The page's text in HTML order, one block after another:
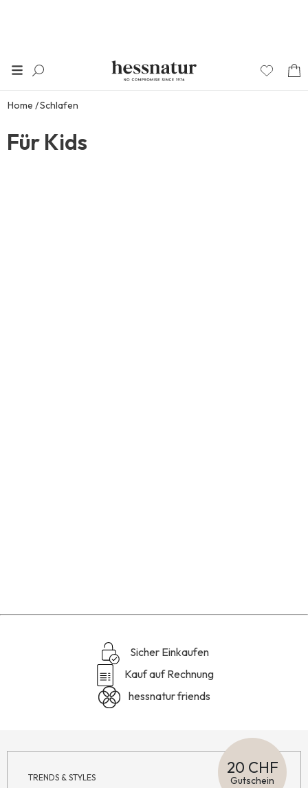
Home Schlafen
Für Kids
Sicher Einkaufen
Kauf auf Rechnung
hessnatur friends
TRENDS & STYLES
20 CHF
Gutschein